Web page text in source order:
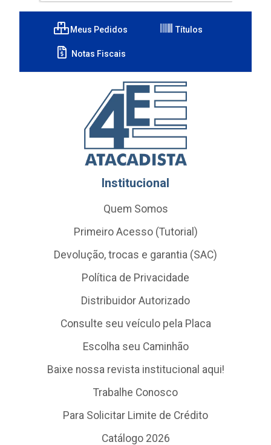
Meus Pedidos Títulos
Notas Fiscais
Institucional
Quem Somos
Primeiro Acesso (Tutorial)
Devolução, trocas e garantia (SAC)
Política de Privacidade
Distribuidor Autorizado
Consulte seu veículo pela Placa
Escolha seu Caminhão
Baixe nossa revista institucional aqui!
Trabalhe Conosco
Para Solicitar Limite de Crédito
Catálogo 2026